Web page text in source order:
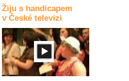
Žiju s handicapem
v České televizi